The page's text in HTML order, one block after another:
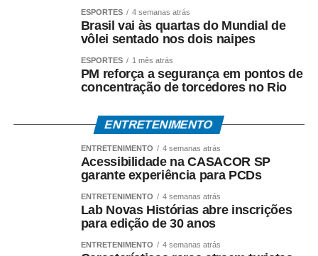
ambiente de disputa política.
A Polícia Federal prossegue com a coleta de provas e a
análise dos documentos apreendidos durante a
A existência da investigação não representa condenação,
e todos os investigados têm assegurados os direitos ao
contraditório, à ampla defesa e à presunção de inocência.
O *Espia News* continuará acompanhando o andamento
do caso e trará novas informações à medida que houver
ESPORTES 4 semanas atrás
Brasil vai às quartas do Mundial de
vôlei sentado nos dois naipes
ESPORTES 1 mês atrás
PM reforça a segurança em pontos de
concentração de torcedores no Rio
ENTRETENIMENTO
ENTRETENIMENTO 4 semanas atrás
Acessibilidade na CASACOR SP
garante experiência para PCDs
ENTRETENIMENTO 4 semanas atrás
Lab Novas Histórias abre inscrições
para edição de 30 anos
ENTRETENIMENTO 4 semanas atrás